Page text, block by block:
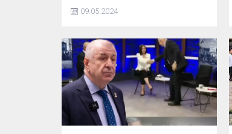
uyuşturucu madde bulunması
üzerine gözaltına alınarak adliyeye
yurtdışı çıkış yasağı konularak, adli
kontrol şartıyla serbest bırakıldı.
09.05.2024